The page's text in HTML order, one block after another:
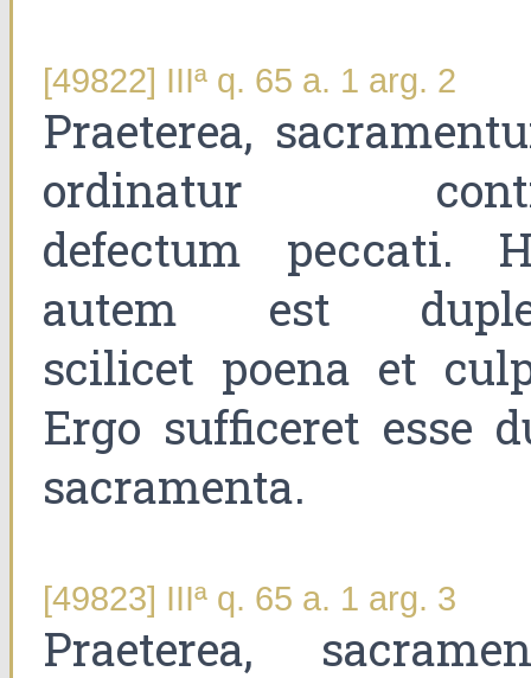
[49822] IIIª q. 65 a. 1 arg. 2
Praeterea,
ordinatur
defectum peccati.
autem est
scilicet poena et
Ergo sufficeret esse
sacramenta.
[49823] IIIª q. 65 a. 1 arg. 3
Praeterea,